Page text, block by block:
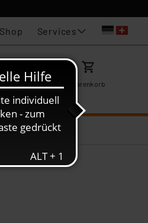
Services
Mein ELV Merkzettel Warenkorb